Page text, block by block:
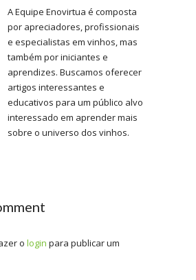
A Equipe Enovirtua é composta
por apreciadores, profissionais
e especialistas em vinhos, mas
também por iniciantes e
aprendizes. Buscamos oferecer
artigos interessantes e
educativos para um público alvo
interessado em aprender mais
sobre o universo dos vinhos.
o login para publicar um